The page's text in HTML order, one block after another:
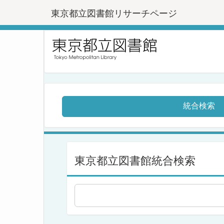
東京都立図書館リサーチページ
統合検索
東京都立図書館統合検索